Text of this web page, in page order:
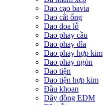
Dao cạo bavia
Dao cắt ống
Dao doa lỗ
Dao phay cầu
Dao phay đĩa
Dao phay hợp kim
Dao phay ngón
Dao tiện
Dao tiện hợp kim
Đầu khoan
Dây đồng EDM